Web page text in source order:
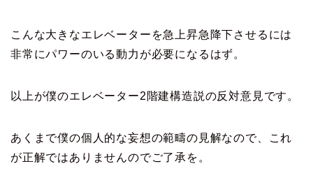
こんな大きなエレベーターを急上昇急降下させるには
非常にパワーのいる動力が必要になるはず。
以上が僕のエレベーター2階建構造説の反対意見です。
あくまで僕の個人的な妄想の範疇の見解なので、これ
が正解ではありませんのでご了承を。